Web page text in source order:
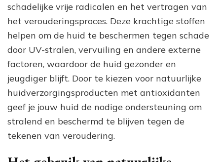
schadelijke vrije radicalen en het vertragen van
het verouderingsproces. Deze krachtige stoffen
helpen om de huid te beschermen tegen schade
door UV-stralen, vervuiling en andere externe
factoren, waardoor de huid gezonder en
jeugdiger blijft. Door te kiezen voor natuurlijke
huidverzorgingsproducten met antioxidanten
geef je jouw huid de nodige ondersteuning om
stralend en beschermd te blijven tegen de
tekenen van veroudering.